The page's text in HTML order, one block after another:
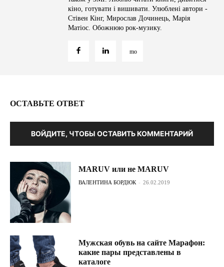
кіно, готувати і вишивати. Улюблені автори -
Стівен Кінг, Мирослав Дочинець, Марія
Матіос. Обожнюю рок-музику.
ОСТАВЬТЕ ОТВЕТ
ВОЙДИТЕ, ЧТОБЫ ОСТАВИТЬ КОММЕНТАРИЙ
MARUV или не MARUV
ВАЛЕНТИНА БОРДЮК - 26.02.2019
Мужская обувь на сайте Марафон:
какие пары представлены в
каталоге